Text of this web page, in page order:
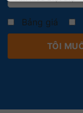
Bảng giá